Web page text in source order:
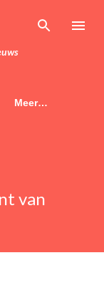
Meer…
van